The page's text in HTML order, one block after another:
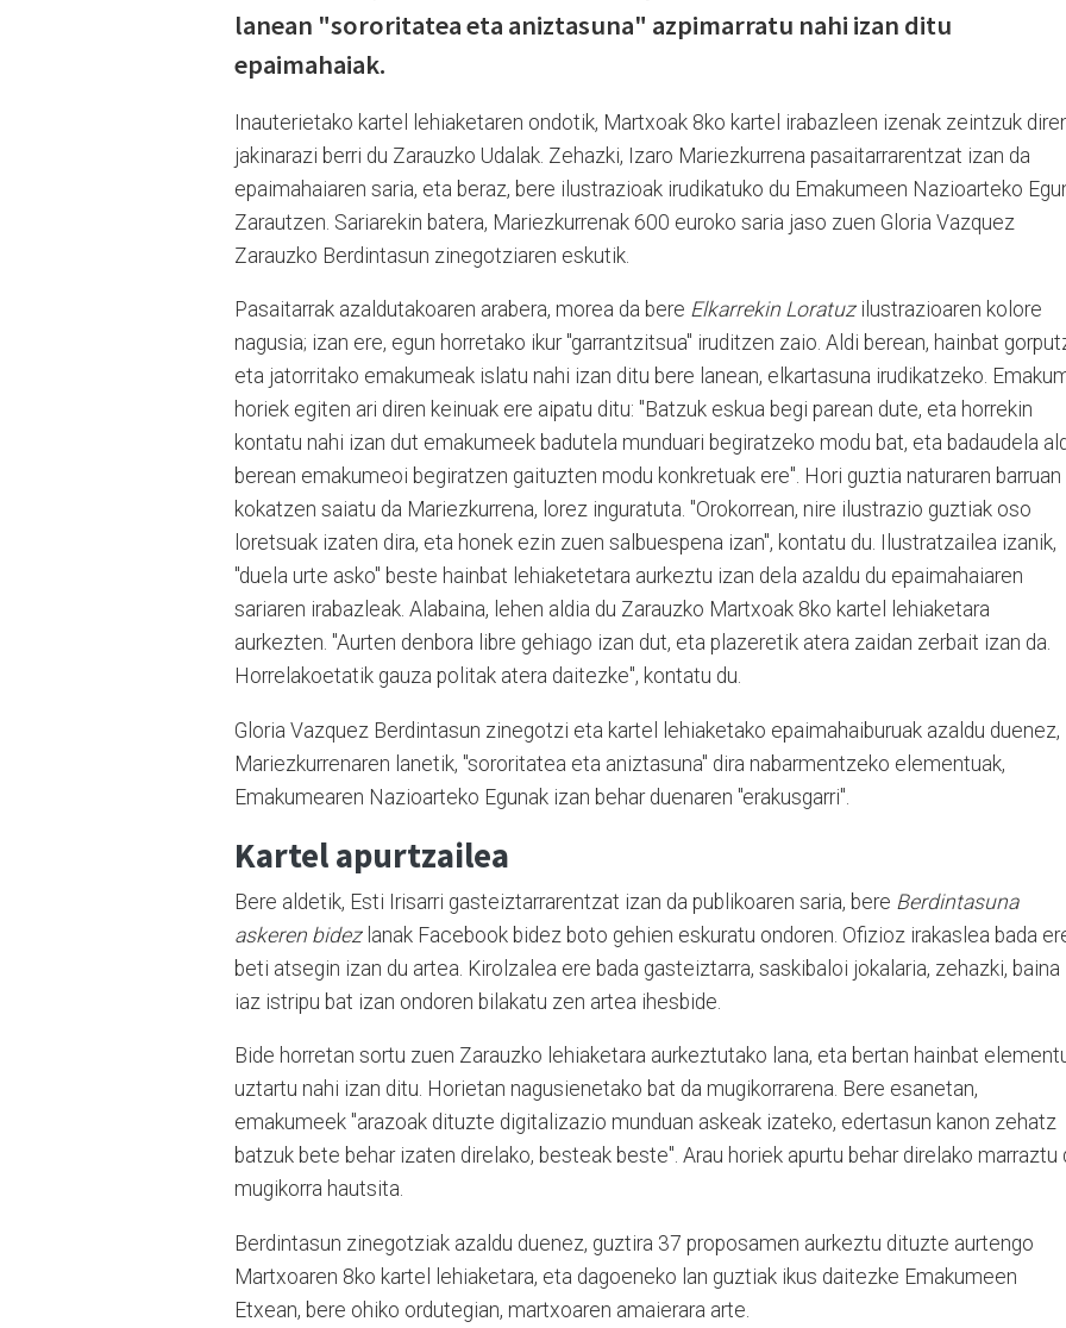
lanean "sororitatea eta aniztasuna" azpimarratu nahi izan ditu
epaimahaiak.
Inauterietako kartel lehiaketaren ondotik, Martxoak 8ko kartel irabazleen izenak zeintzuk
jakinarazi berri du Zarauzko Udalak. Zehazki, Izaro Mariezkurrena pasaitarrarentzat izan da
epaimahaiaren saria, eta beraz, bere ilustrazioak irudikatuko du Emakumeen Nazioarteko
Zarautzen. Sariarekin batera, Mariezkurrenak 600 euroko saria jaso zuen Gloria Vazquez
Zarauzko Berdintasun zinegotziaren eskutik.
Pasaitarrak azaldutakoaren arabera, morea da bere Elkarrekin Loratuzilustrazioaren kolore
nagusia; izan ere, egun horretako ikur "garrantzitsua" iruditzen zaio. Aldi berean, hainbat
eta jatorritako emakumeak islatu nahi izan ditu bere lanean, elkartasuna irudikatzeko.
horiek egiten ari diren keinuak ere aipatu ditu: "Batzuk eskua begi parean dute, eta horrekin
kontatu nahi izan dut emakumeek badutela munduari begiratzeko modu bat, eta badaudela
berean emakumeoi begiratzen gaituzten modu konkretuak ere". Hori guztia naturaren barruan
kokatzen saiatu da Mariezkurrena, lorez inguratuta. "Orokorrean, nire ilustrazio guztiak oso
loretsuak izaten dira, eta honek ezin zuen salbuespena izan", kontatu du. Ilustratzailea izanik,
"duela urte asko" beste hainbat lehiaketetara aurkeztu izan dela azaldu du epaimahaiaren
sariaren irabazleak. Alabaina, lehen aldia du Zarauzko Martxoak 8ko kartel lehiaketara
aurkezten. "Aurten denbora libre gehiago izan dut, eta plazeretik atera zaidan zerbait izan da.
Horrelakoetatik gauza politak atera daitezke", kontatu du.
Gloria Vazquez Berdintasun zinegotzi eta kartel lehiaketako epaimahaiburuak azaldu duenez,
Mariezkurrenaren lanetik, "sororitatea eta aniztasuna" dira nabarmentzeko elementuak,
Emakumearen Nazioarteko Egunak izan behar duenaren "erakusgarri".
Kartel apurtzailea
Bere aldetik, Esti Irisarri gasteiztarrarentzat izan da publikoaren saria, bere Berdintasuna
askeren bidez lanak Facebook bidez boto gehien eskuratu ondoren. Ofizioz irakaslea bada
beti atsegin izan du artea. Kirolzalea ere bada gasteiztarra, saskibaloi jokalaria, zehazki, baina
iaz istripu bat izan ondoren bilakatu zen artea ihesbide.
Bide horretan sortu zuen Zarauzko lehiaketara aurkeztutako lana, eta bertan hainbat
uztartu nahi izan ditu. Horietan nagusienetako bat da mugikorrarena. Bere esanetan,
emakumeek "arazoak dituzte digitalizazio munduan askeak izateko, edertasun kanon zehatz
batzuk bete behar izaten direlako, besteak beste". Arau horiek apurtu behar direlako marraztu
mugikorra hautsita.
Berdintasun zinegotziak azaldu duenez, guztira 37 proposamen aurkeztu dituzte aurtengo
Martxoaren 8ko kartel lehiaketara, eta dagoeneko lan guztiak ikus daitezke Emakumeen
Etxean, bere ohiko ordutegian, martxoaren amaierara arte.